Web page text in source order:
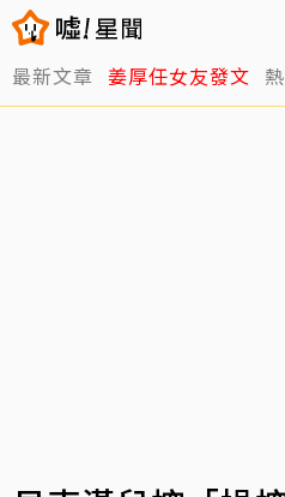
最新文章 姜厚任女友發文